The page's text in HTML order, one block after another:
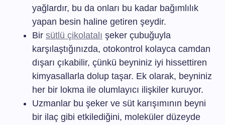
yağlardır, bu da onları bu kadar bağımlılık
yapan besin haline getiren şeydir.
Bir sütlü çikolatalı şeker çubuğuyla
karşılaştığınızda, otokontrol kolayca camdan
dışarı çıkabilir, çünkü beyniniz iyi hissettiren
kimyasallarla dolup taşar. Ek olarak, beyniniz
her bir lokma ile olumlayıcı ilişkiler kuruyor.
Uzmanlar bu şeker ve süt karışımının beyni
bir ilaç gibi etkilediğini, moleküler düzeyde